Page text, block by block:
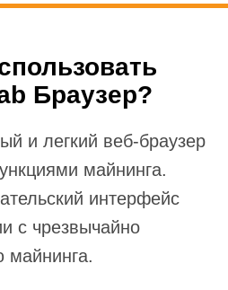
Браузер?
и легкий веб-браузер
майнинга.
интерфейс
с чрезвычайно
майнинга.